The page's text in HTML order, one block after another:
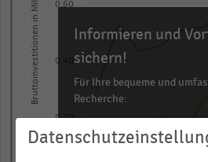
axis
displaying
categories.
Range:
11
0,20
0,40
0,60
Informieren und
sichern!
Für Ihre bequeme und
Recherche:
Über 300.000 Daten
Rund 25.000 Statistiken